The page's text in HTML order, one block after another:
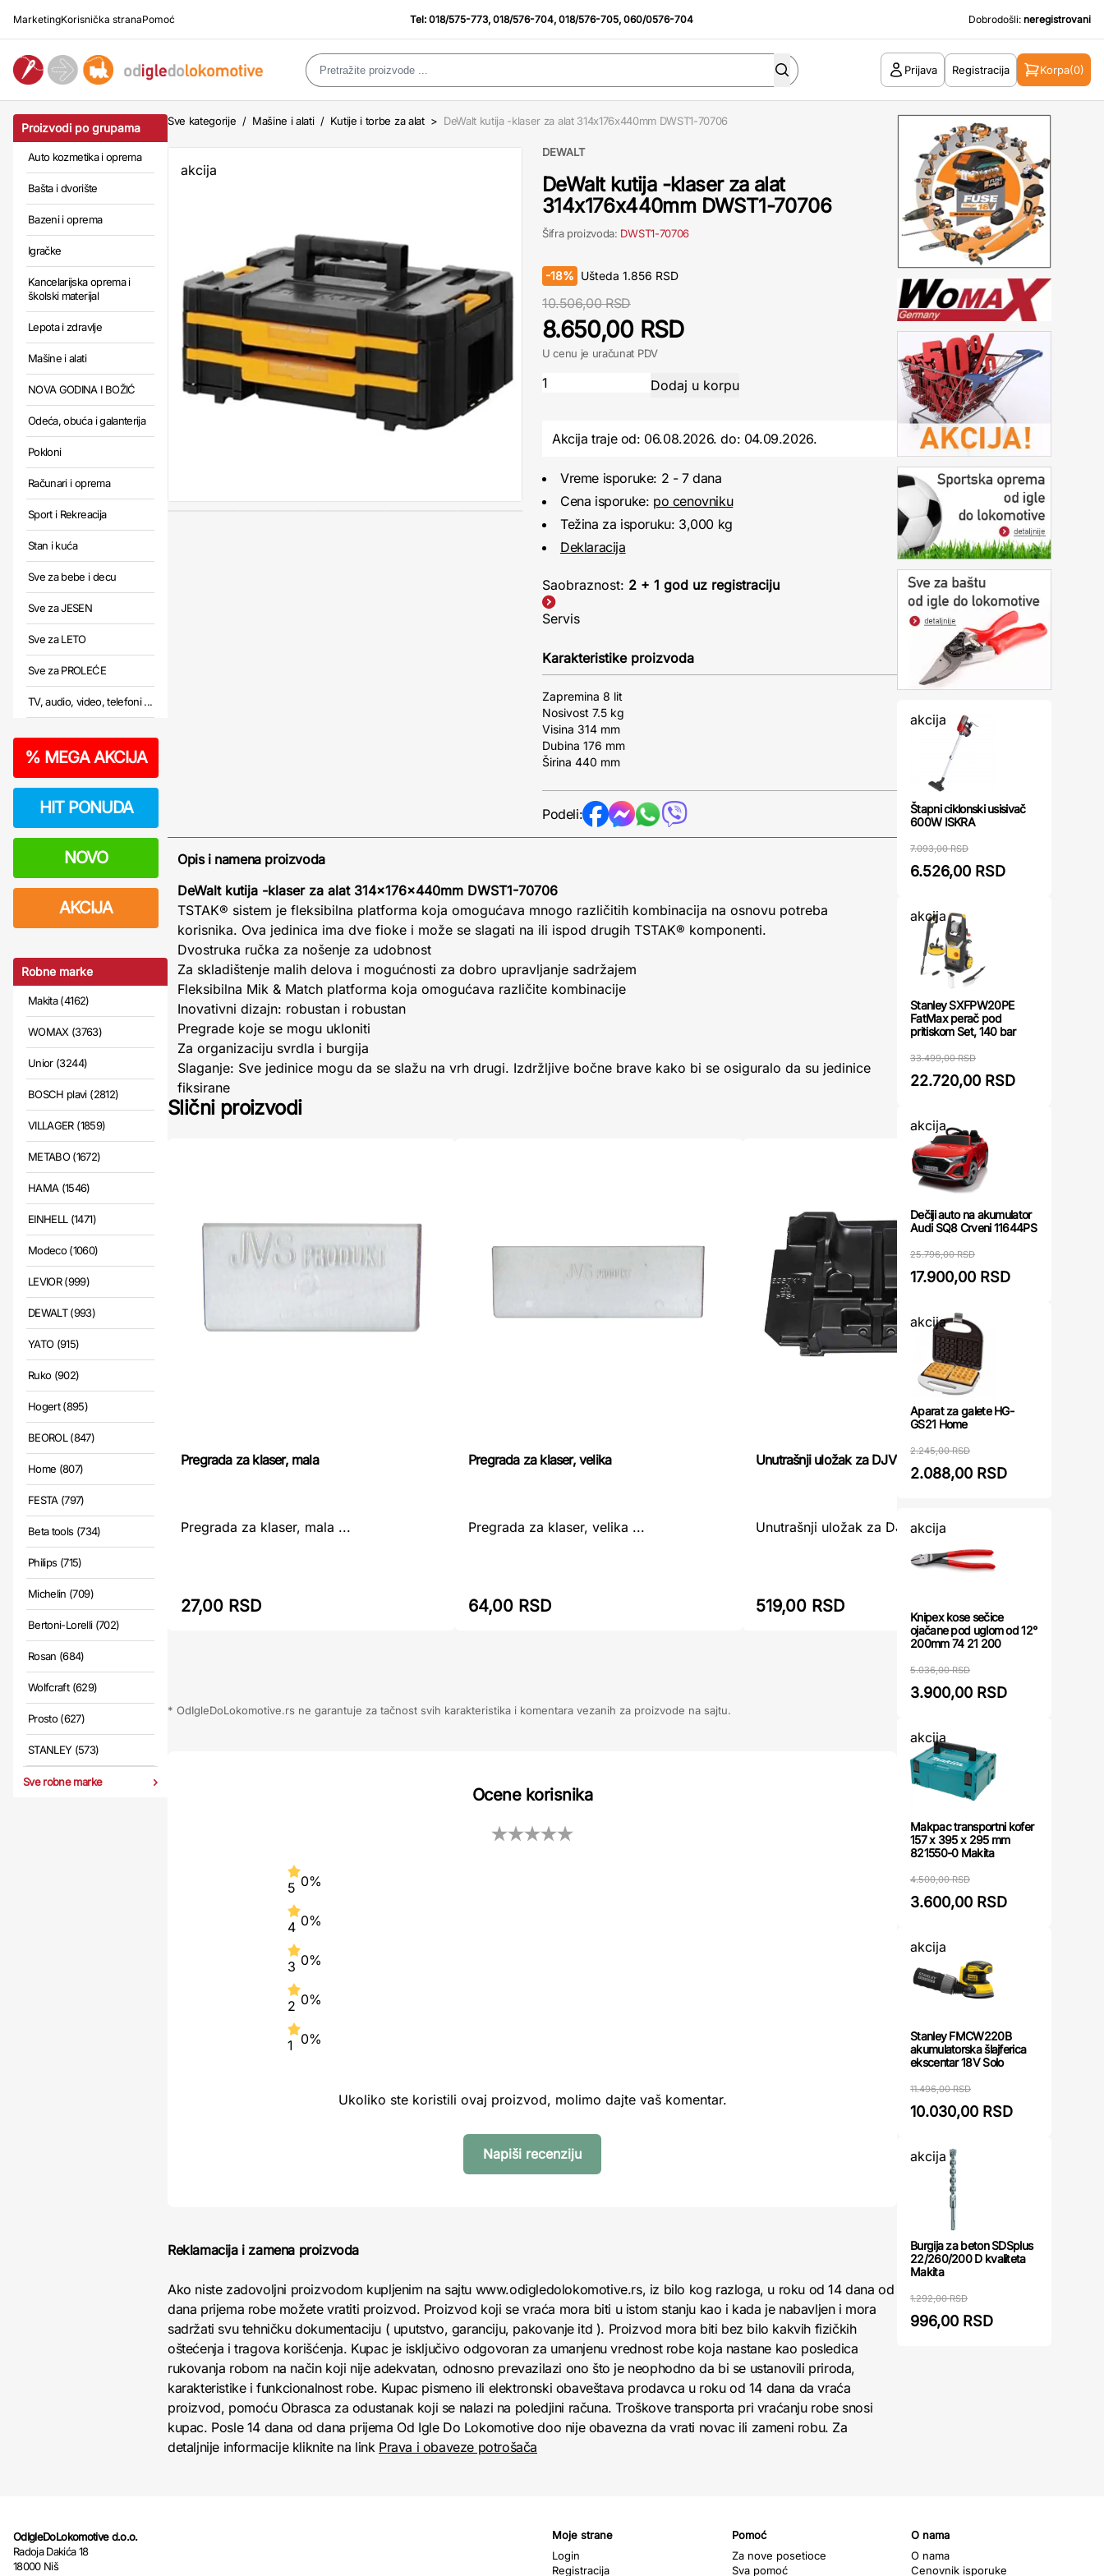
MarketingKorisnička stranaPomoć Tel:018/575-773,018/576-704,018/576-705,060/0576-704 Dobrodošli: neregistrovani
Prijava Registracija Korpa(0)
Proizvodi po grupama
Auto kozmetika i oprema
Bašta i dvorište
Bazeni i oprema
Igračke
Kancelarijska oprema i
školski materijal
Lepota i zdravlje
Mašine i alati
NOVA GODINA I BOŽIĆ
Odeća, obuća i galanterija
Pokloni
Računari i oprema
Sport i Rekreacija
Stan i kuća
Sve za bebe i decu
Sve za JESEN
Sve za LETO
Sve za PROLEĆE
TV, audio, video, telefoni ...
% MEGA AKCIJA
HIT PONUDA
NOVO
AKCIJA
Robne marke
Makita (4162)
WOMAX (3763)
Unior (3244)
BOSCH plavi (2812)
VILLAGER (1859)
METABO (1672)
HAMA (1546)
EINHELL (1471)
Modeco (1060)
LEVIOR (999)
DEWALT (993)
YATO (915)
Ruko (902)
Hogert (895)
BEOROL (847)
Home (807)
FESTA (797)
Beta tools (734)
Philips (715)
Michelin (709)
Bertoni-Lorelli (702)
Rosan (684)
Wolfcraft (629)
Prosto (627)
STANLEY (573)
Sve robne marke
Sve kategorije / Mašine i alati / Kutije i torbe za alat > DeWalt kutija -klaser za alat 314x176x440mm DWST1-70706
akcija
DEWALT
DeWalt kutija -klaser za alat
314x176x440mm DWST1-70706
Šifra proizvoda: DWST1-70706
-18% Ušteda 1.856 RSD
10.506,00 RSD
8.650,00 RSD
U cenu je uračunat PDV
Akcija traje od: 06.08.2026.do: 04.09.2026.
Vreme isporuke: 2 - 7 dana
Cena isporuke: po cenovniku
Težina za isporuku: 3,000 kg
Deklaracija
Saobraznost: 2 + 1 god uz registraciju
Servis
Karakteristike proizvoda
Zapremina 8 lit
Nosivost 7.5 kg
Visina 314 mm
Dubina 176 mm
Širina 440 mm
Podeli:
Opis i namena proizvoda
DeWalt kutija -klaser za alat 314x176x440mm DWST1-70706
TSTAK® sistem je fleksibilna platforma koja omogućava mnogo različitih kombinacija na osnovu potreba
korisnika. Ova jedinica ima dve fioke i može se slagati na ili ispod drugih TSTAK® komponenti.
Dvostruka ručka za nošenje za udobnost
Za skladištenje malih delova i mogućnosti za dobro upravljanje sadržajem
Fleksibilna Mik & Match platforma koja omogućava različite kombinacije
Inovativni dizajn: robustan i robustan
Pregrade koje se mogu ukloniti
Za organizaciju svrdla i burgija
Slaganje: Sve jedinice mogu da se slažu na vrh drugi. Izdržljive bočne brave kako bi se osiguralo da su jedinice
fiksirane
Slični proizvodi
Pregrada za klaser, mala
Pregrada za klaser, mala ...
27,00 RSD
Pregrada za klaser, velika
Pregrada za klaser, velika ...
64,00 RSD
Unutrašnji uložak za DJV185 Makita
Unutrašnji uložak za DJV185 Makita ...
519,00 RSD
* OdIgleDoLokomotive.rs ne garantuje za tačnost svih karakteristika i komentara vezanih za proizvode na sajtu.
Ocene korisnika
5 0%
4 0%
3 0%
2 0%
1 0%
Ukoliko ste koristili ovaj proizvod, molimo dajte vaš komentar.
Napiši recenziju
Reklamacija i zamena proizvoda
Ako niste zadovoljni proizvodom kupljenim na sajtu www.odigledolokomotive.rs, iz bilo kog razloga, u roku od 14 dana od
dana prijema robe možete vratiti proizvod. Proizvod koji se vraća mora biti u istom stanju kao i kada je nabavljen i mora
sadržati svu tehničku dokumentaciju ( uputstvo, garanciju, pakovanje itd ). Proizvod mora biti bez bilo kakvih fizičkih
oštećenja i tragova korišćenja. Kupac je isključivo odgovoran za umanjenu vrednost robe koja nastane kao posledica
rukovanja robom na način koji nije adekvatan, odnosno prevazilazi ono što je neophodno da bi se ustanovili priroda,
karakteristike i funkcionalnost robe. Kupac pismeno ili elektronski obaveštava prodavca u roku od 14 dana da vraća
proizvod, pomoću Obrasca za odustanak koji se nalazi na poledjini računa. Troškove transporta pri vraćanju robe snosi
kupac. Posle 14 dana od dana prijema Od Igle Do Lokomotive doo nije obavezna da vrati novac ili zameni robu. Za
detaljnije informacije kliknite na link Prava i obaveze potrošača
akcija
Štapni ciklonski usisivač
600W ISKRA
7.093,00 RSD
6.526,00 RSD
akcija
Stanley SXFPW20PE
FatMax perač pod
pritiskom Set, 140 bar
33.499,00 RSD
22.720,00 RSD
akcija
Dečiji auto na akumulator
Audi SQ8 Crveni 11644PS
25.796,00 RSD
17.900,00 RSD
akcija
Aparat za galete HG-
GS21 Home
2.245,00 RSD
2.088,00 RSD
akcija
Knipex kose sečice
ojačane pod uglom od 12°
200mm 74 21 200
5.036,00 RSD
3.900,00 RSD
akcija
Makpac transportni kofer
157 x 395 x 295 mm
821550-0 Makita
4.500,00 RSD
3.600,00 RSD
akcija
Stanley FMCW220B
akumulatorska šlajferica
ekscentar 18V Solo
11.496,00 RSD
10.030,00 RSD
akcija
Burgija za beton SDSplus
22/260/200 D kvaliteta
Makita
1.292,00 RSD
996,00 RSD
OdIgleDoLokomotive d.o.o.
Radoja Dakića 18
18000 Niš
Moje strane
Login
Registracija
Pomoć
Za nove posetioce
Sva pomoć
O nama
O nama
Cenovnik isporuke